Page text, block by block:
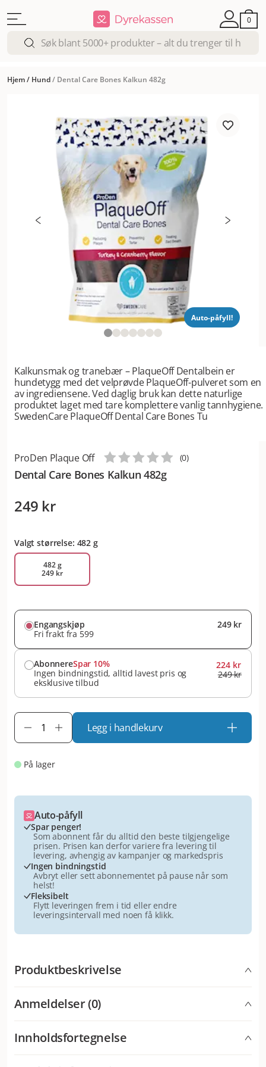
0
Hjem/ Hund/ Dental Care Bones Kalkun 482g
Auto-påfyll!
Kalkunsmak og tranebær – PlaqueOff Dentalbein er
hundetygg med det velprøvde PlaqueOff-pulveret som en
av ingrediensene. Ved daglig bruk kan dette naturlige
produktet laget med tare komplettere vanlig tannhygiene.
SwedenCare PlaqueOff Dental Care Bones Tu
ProDen Plaque Off
Dental Care Bones Kalkun 482g
(0)
249 kr
Valgt størrelse: 482 g
482 g
249 kr
Engangskjøp
Fri frakt fra 599
249 kr
AbonnereSpar 10%
Ingen bindningstid, alltid lavest pris og
eksklusive tilbud
224 kr
249 kr
Legg i handlekurv
På lager
Auto-påfyll
Spar penger!
Som abonnent får du alltid den beste tilgjengelige
prisen. Prisen kan derfor variere fra levering til
levering, avhengig av kampanjer og markedspris
Ingen bindningstid
Avbryt eller sett abonnementet på pause når som
helst!
Fleksibelt
Flytt leveringen frem i tid eller endre
leveringsintervall med noen få klikk.
Produktbeskrivelse
tyggegummi med det velprøvde PlaqueOff-pulveret
som en av ingrediensene. Ved daglig bruk kan dette
naturlige produktet med tare være et godt supplement
til vanlig tannhygiene. SwedenCare PlaqueOff
Dentalben kalkun & tranebær - PlaqueOff Dentalben
Anmeldelser (0)
Innholdsfortegnelse